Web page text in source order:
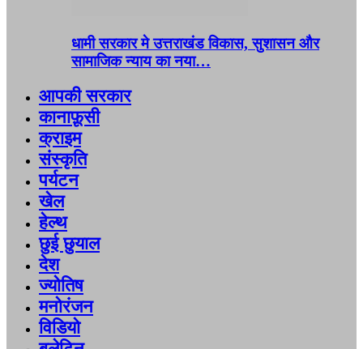
धामी सरकार मे उत्तराखंड विकास, सुशासन और
सामाजिक न्याय का नया…
आपकी सरकार
कानाफ़ूसी
क्राइम
संस्कृति
पर्यटन
खेल
हेल्थ
छुई छुयाल
देश
ज्योतिष
मनोरंजन
विडियो